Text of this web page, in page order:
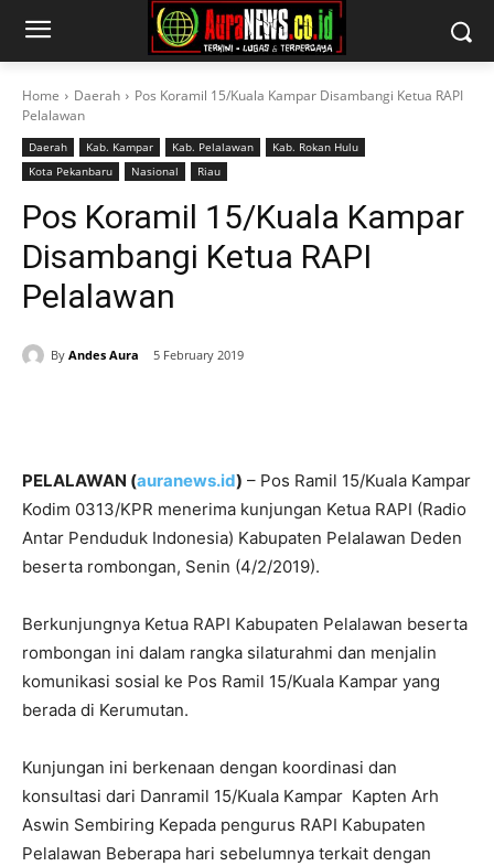
Home Daerah
Pos Koramil 15/Kuala Kampar Disambangi Ketua RAPI
Pelalawan
Daerah Kab. Kampar Kab. Pelalawan
Kab. Rokan Hulu
Kota Pekanbaru
Nasional Riau
Pos Koramil 15/Kuala Kampar
Disambangi Ketua RAPI
Pelalawan
By Andes Aura 5 February 2019
PELALAWAN (auranews.id) – Pos Ramil 15/Kuala Kampar
Kodim 0313/KPR menerima kunjungan Ketua RAPI (Radio
Antar Penduduk Indonesia) Kabupaten Pelalawan Deden
beserta rombongan, Senin (4/2/2019).
Berkunjungnya Ketua RAPI Kabupaten Pelalawan beserta
rombongan ini dalam rangka silaturahmi dan menjalin
komunikasi sosial ke Pos Ramil 15/Kuala Kampar yang
berada di Kerumutan.
Kunjungan ini berkenaan dengan koordinasi dan
konsultasi dari Danramil 15/Kuala Kampar Kapten Arh
Aswin Sembiring Kepada pengurus RAPI Kabupaten
Pelalawan Beberapa hari sebelumnya terkait dengan